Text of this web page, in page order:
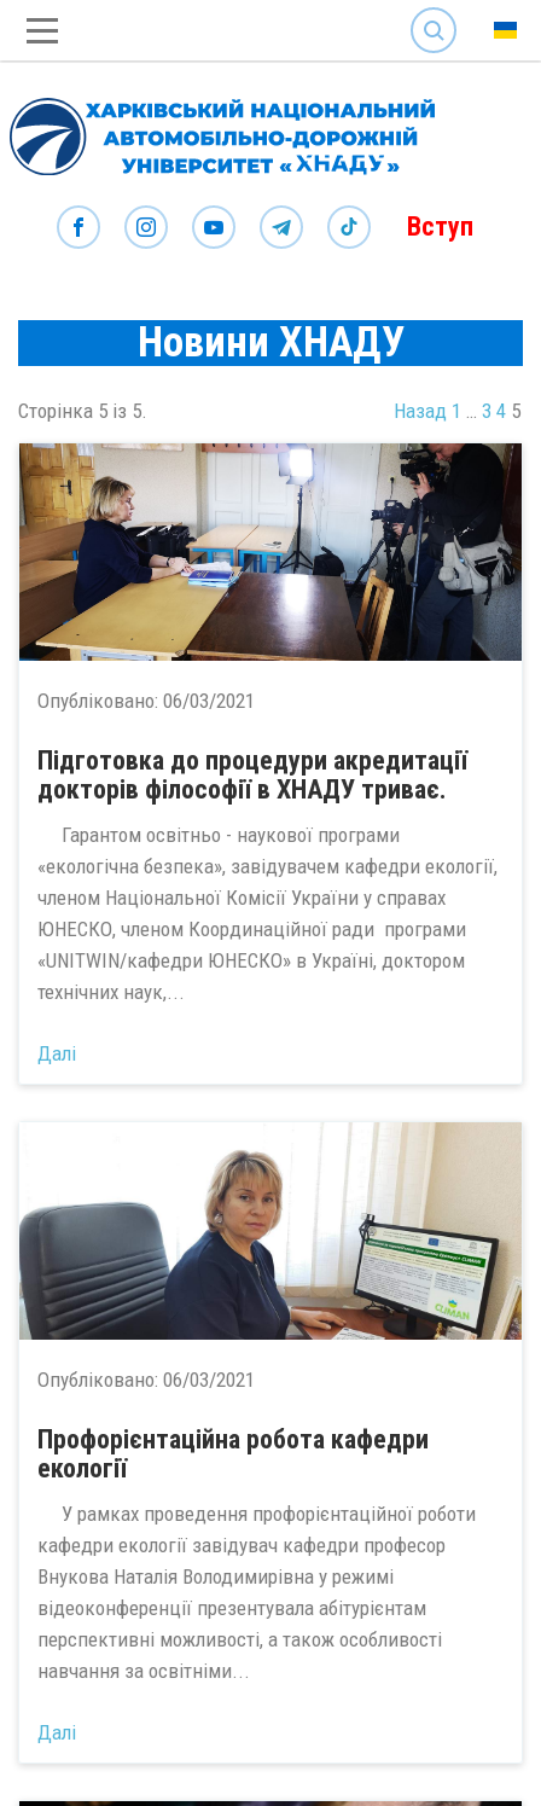
SEARCH
Вступ
Новини ХНАДУ
Сторінка 5 із 5. Назад 1 … 3 4 5
Опубліковано: 06/03/2021
Підготовка до процедури акредитації
докторів філософії в ХНАДУ триває.
Гарантом освітньо - наукової програми
«екологічна безпека», завідувачем кафедри екології,
членом Національної Комісії України у справах
ЮНЕСКО, членом Координаційної ради програми
«UNITWIN/кафедри ЮНЕСКО» в Україні, доктором
технічних наук,...
Далі
Опубліковано: 06/03/2021
Профорієнтаційна робота кафедри
екології
У рамках проведення профорієнтаційної роботи
кафедри екології завідувач кафедри професор
Внукова Наталія Володимирівна у режимі
відеоконференції презентувала абітурієнтам
перспективні можливості, а також особливості
навчання за освітніми...
Далі